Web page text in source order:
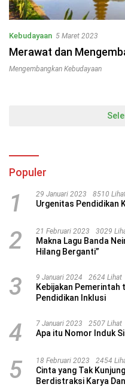
Kebudayaan 5 Maret 2023
Merawat dan
Mengembangkan Kebudayaan
Populer
1 29 Januari 2023 8510
Urgenitas Pendidikan
2 21 Februari 2023 3029
Makna Lagu Banda
Hilang Berganti”
3 9 Januari 2024 2624 Lihat
Kebijakan Pemerintah
Pendidikan Inklusi
4 7 Januari 2023 2507 Lihat
Apa itu Nomor Induk
5 18 Februari 2023 2454
Cinta yang Tak
Berdistraksi Karya